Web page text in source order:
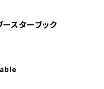
スターブック